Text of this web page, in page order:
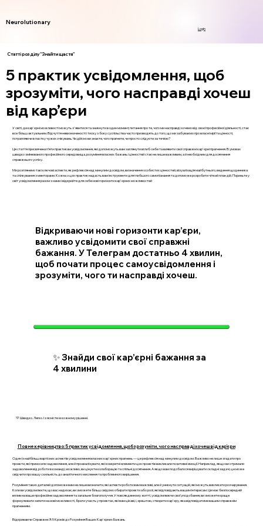
Neurolutionary
Login
Статті розділу "Знайти щастя"
5 практик усвідомлення, щоб
зрозуміти, чого насправді хочеш
від кар’єри
У світі, де кар'єрні можливості можуть з'явитися та зникнути в один момент, питання про те, чого ми насправді хочемо від своєї професійної діяльності, стає
все більш актуальним. Відчуття невизначеності і тиску з боку суспільства часто призводять до того, що ми забуваємо про власні мрії та цінності,
потрапляючи в пастку чужих очікувань. Чи дійсно ви знаєте, чого прагнете, чи просто слідуєте за течією?
Ця стаття присвячена п’яти практикам усвідомлення, які допоможуть вам заглянути вглиб себе та виявити свої справжні кар'єрні прагнення. В умовах
швидко змінюваного професійного середовища, розуміння власних бажань і цінностей стає не лише важливим, а й необхідним для досягнення
справжнього успіху.
Ми розглянемо такі ключові аспекти, як рефлексія над минулим досвідом, визначення особистих цінностей, візуалізація майбутнього, ведення щоденника
та спілкування з менторами. Кожна з цих практик надасть вам інструменти для глибшого самопізнання та допоможе розробити чіткий план дій. Пориньте у
світ усвідомлення разом з нами і відкрийте для себе нові горизонти кар'єрних можливостей
Відкриваючи нові горизонти кар’єри,
важливо усвідомити свої справжні
бажання. У Телеграм достатньо 4 хвилин,
щоб почати процес самоусвідомлення і
зрозуміти, чого ти насправді хочеш.
✨ Знайди свої кар’єрні бажання за
4 хвилини
💛 Швидко. Легко. І з ясністю в кожному рішенні.
Повне керівництво: 5 практик усвідомлення, щоб зрозуміти, чого насправді хочеш від кар’єри
Один із найбільш вартісних аспектів усвідомлення власних кар'єрних прагнень — це рефлексія над минулим досвідом. Важливо не лише згадати про
проекти, які приносили задоволення, але й проаналізувати, які конкретні елементи цих проектів викликали позитивні емоції. Наприклад, якщо ви отримали
задоволення від роботи в команді, можливо, ви цінуєте колаборацію та спільні досягнення. А якщо вам подобалося вирішувати складні задачі, це може
свідчити про вашу схильність до аналітичного мислення та проблемного вирішення.
Розуміння таких деталей допоможе вам не лише визначити, які аспекти роботи вам важливі, але й уникнути ситуацій, які можуть викликати розчарування.
Коли ви усвідомлюєте, що вас надихає, ви зможете більш свідомо обирати проекти або ролі, які відповідають вашим інтересам. Це має безпосередній
вплив на ваше професійне задоволення та загальне благополуччя. У повсякденному житті, усвідомлюючи свої уподобання, ви зможете краще
формулювати запити на нові можливості, брати участь у проектах, які вам цікаві, і, зрештою, створити кар'єру, яка відповідатиме вашим справжнім
прагненням.
Відкриваючи Справжнє Я: 5 Кроків до Розуміння Ваших Кар'єрних Бажань